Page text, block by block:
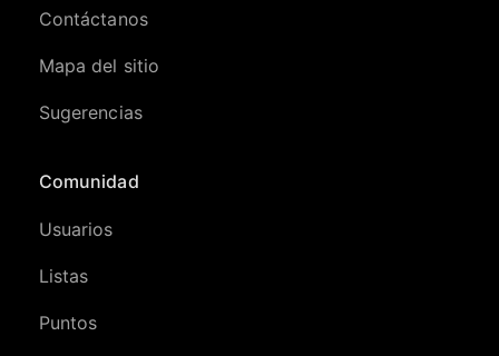
Contáctanos
Mapa del sitio
Sugerencias
Comunidad
Usuarios
Listas
Puntos